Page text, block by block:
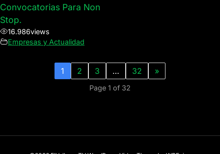
Convocatorias Para Non
Stop.
16.986views
Empresas y Actualidad
1 2 3 … 32 »
Page 1 of 32